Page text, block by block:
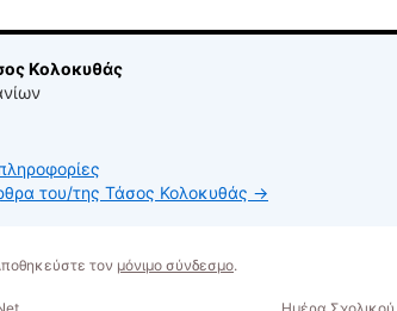
Κολοκυθάς
του/της Τάσος Κολοκυθάς →
τον μόνιμο σύνδεσμο.